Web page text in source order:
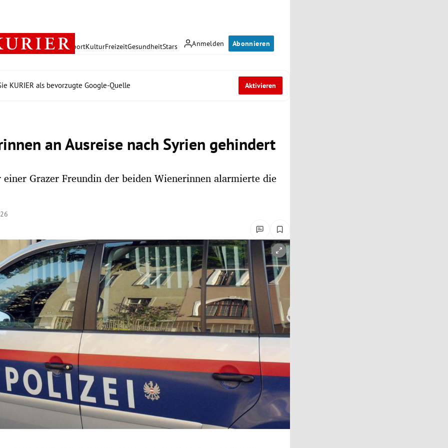
Anmelden Abonnieren
PolitikWirtschaft SportKulturFreizeitGesundheitStars
KURIER als bevorzugte Google-Quelle Aktivieren
an Ausreise nach Syrien gehindert
Grazer Freundin der beiden Wienerinnen alarmierte die
öffnen/schließen